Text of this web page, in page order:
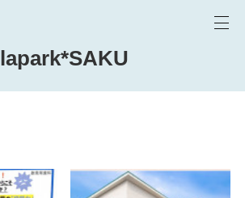
lapark*SAKU